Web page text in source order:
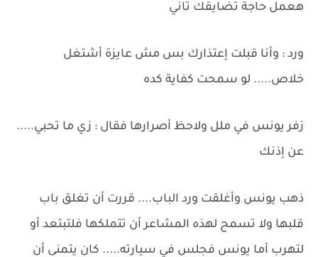
هعمل حاجة تضايقك تاني
ورد : وأنا قبلت إعتذارك بس مش عايزة أشتغل
خلاص..... لو سمحت كفاية كده
زفر يونس في ملل ولاحظ أصرارها فقال : زي ما تحبي.....
عن إذنك
ذهب يونس وأغلقت ورد الباب.... قررت أن تغلق باب
قلبها ولا تسمح لهذه المشاعر أن تتملكها فلتبتعد أو
لتهرب أما يونس فجلس في سيارته..... كان يتمنى أن